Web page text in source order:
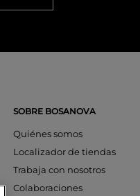
SOBRE BOSANOVA
Quiénes somos
Localizador de tiendas
Trabaja con nosotros
Colaboraciones